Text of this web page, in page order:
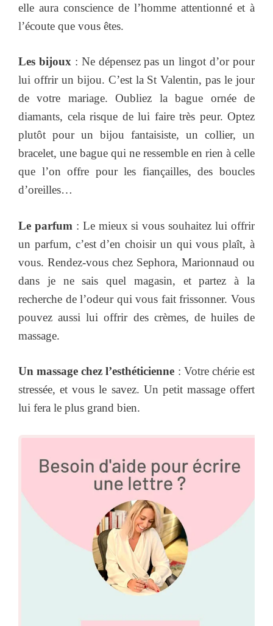
elle aura conscience de l’homme attentionné et à
l’écoute que vous êtes.
Les bijoux : Ne dépensez pas un lingot d’or pour
lui offrir un bijou. C’est la St Valentin, pas le jour
de votre mariage. Oubliez la bague ornée de
diamants, cela risque de lui faire très peur. Optez
plutôt pour un bijou fantaisiste, un collier, un
bracelet, une bague qui ne ressemble en rien à celle
que l’on offre pour les fiançailles, des boucles
d’oreilles…
Le parfum : Le mieux si vous souhaitez lui offrir
un parfum, c’est d’en choisir un qui vous plaît, à
vous. Rendez-vous chez Sephora, Marionnaud ou
dans je ne sais quel magasin, et partez à la
recherche de l’odeur qui vous fait frissonner. Vous
pouvez aussi lui offrir des crèmes, de huiles de
massage.
Un massage chez l’esthéticienne : Votre chérie est
stressée, et vous le savez. Un petit massage offert
lui fera le plus grand bien.